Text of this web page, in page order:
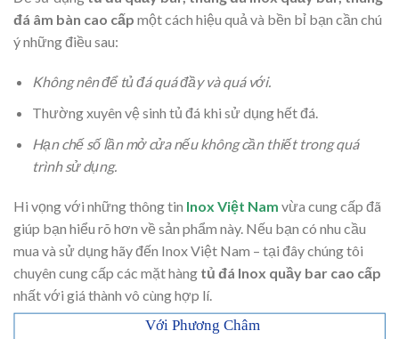
đá âm bàn cao cấp một cách hiệu quả và bền bỉ bạn cần chú
ý những điều sau:
Không nên để tủ đá quá đầy và quá với.
Thường xuyên vệ sinh tủ đá khi sử dụng hết đá.
Hạn chế số lần mở cửa nếu không cần thiết trong quá
trình sử dụng.
Hi vọng với những thông tin Inox Việt Nam vừa cung cấp đã
giúp bạn hiểu rõ hơn về sản phẩm này. Nếu bạn có nhu cầu
mua và sử dụng hãy đến Inox Việt Nam – tại đây chúng tôi
chuyên cung cấp các mặt hàng tủ đá Inox quầy bar cao cấp
nhất với giá thành vô cùng hợp lí.